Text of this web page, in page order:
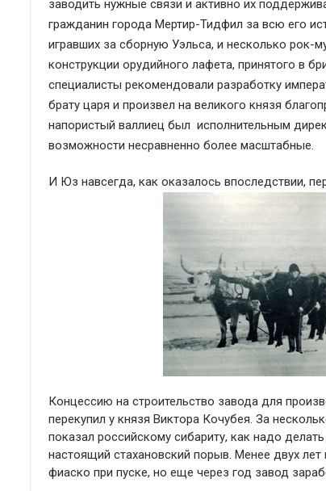
заводить нужные связи и активно их
гражданин города Мертир-Тидфил за всю его
игравших за сборную Уэльса, и несколько рок-
конструкции орудийного лафета, принятого в
специалисты рекомендовали разработку
брату царя и произвел на великого князя
напористый валлиец был исполнительным
возможности несравненно более масштабные.
И Юз навсегда, как оказалось впоследствии,
Концессию на строительство завода для
перекупил у князя Виктора Кочубея. За
показал российскому сибариту, как надо
настоящий стахановский порыв. Менее двух
фиаско при пуске, но еще через год завод